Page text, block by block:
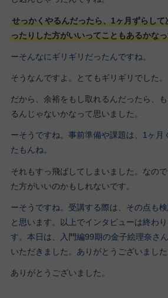
せっかくやるんだったら、1ヶ月ずらし
ったりした方がいいってこともあるかな
ーそんなにギリギリだったんですね。
そうなんですよ。とてもギリギリでした。
だから、余裕をもし取れるんだったら、
るんじゃないかなって思いました。
ーそうですね。事前準備や課題は、1ヶ月
たもんね。
それもすっ飛ばしてしまいました。なの
た方がいいのかもしれないです。
ーそうですね。受講する際は、その点も
と思います。以上でインタビューは終わ
す。本日は、入門編99期の金子絵理奈さ
いただきました。ありがとうございました
ありがとうございました。